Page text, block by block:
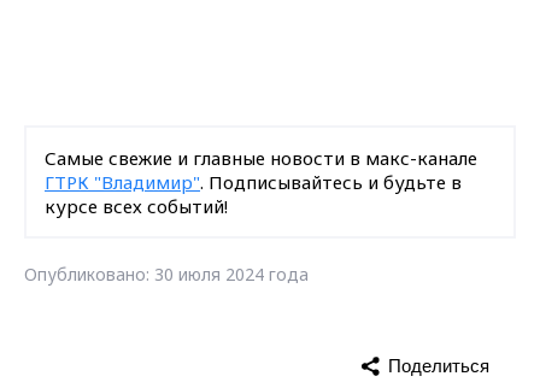
Самые свежие и главные новости в макс-канале
ГТРК "Владимир". Подписывайтесь и будьте в
курсе всех событий!
Опубликовано: 30 июля 2024 года
Поделиться